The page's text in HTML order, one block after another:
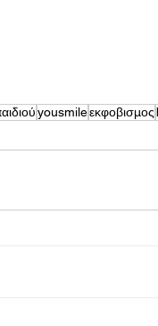
yousmileεκφοβισμος